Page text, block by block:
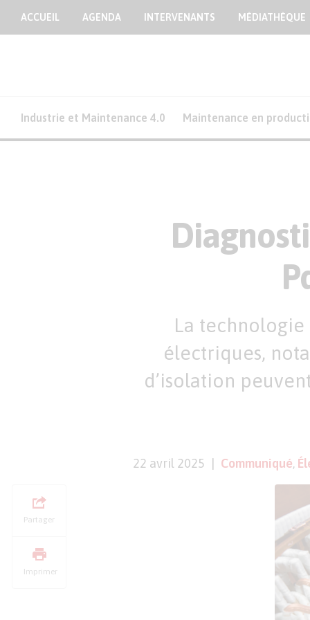
ACCUEIL AGENDA INTERVENANTS MÉDIATHÈQUE
Industrie et Maintenance 4.0 Maintenance en
La technologie
électriques,
d’isolation
22 avril 2025 Communiqué,
Partager
Imprimer